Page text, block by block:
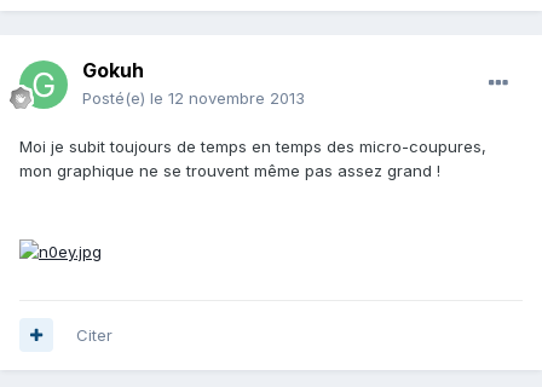
Gokuh
Posté(e) le 12 novembre 2013
Moi je subit toujours de temps en temps des micro-coupures,
mon graphique ne se trouvent même pas assez grand !
Citer